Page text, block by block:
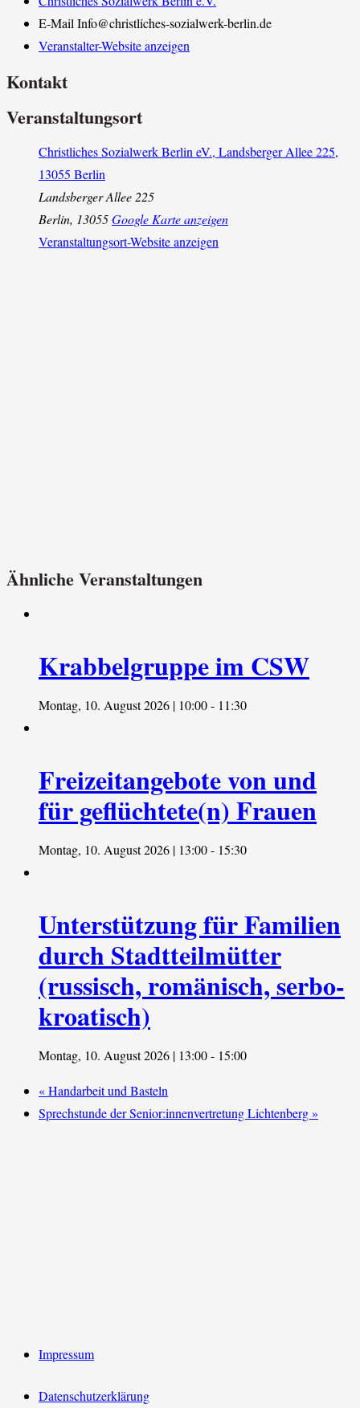
E-Mail Info@christliches-sozialwerk-berlin.de
Veranstalter-Website anzeigen
Kontakt
Veranstaltungsort
Christliches Sozialwerk Berlin eV., Landsberger Allee 225,
13055 Berlin
Landsberger Allee 225
Berlin, 13055Google Karte anzeigen
Veranstaltungsort-Website anzeigen
Ähnliche Veranstaltungen
Krabbelgruppe im CSW
Montag, 10. August 2026 | 10:00- 11:30
Freizeitangebote von und
für geflüchtete(n) Frauen
Montag, 10. August 2026 | 13:00- 15:30
Unterstützung für Familien
durch Stadtteilmütter
(russisch, romänisch, serbo-
kroatisch)
Montag, 10. August 2026 | 13:00- 15:00
«Handarbeit und Basteln
Sprechstunde der Senior:innenvertretung Lichtenberg»
Impressum
Datenschutzerklärung